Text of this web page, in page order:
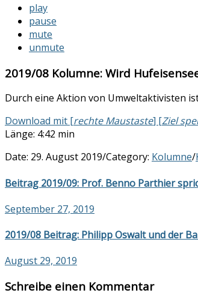
play
pause
mute
unmute
2019/08 Kolumne: Wird
Durch eine Aktion von Umweltaktivisten
Download mit [rechte Maustaste] [Ziel
Länge: 4:42 min
Date: 29. August 2019/Category: Kolumne/
Beitrag 2019/09: Prof. Benno Parthier
September 27, 2019
2019/08 Beitrag: Philipp Oswalt und der
August 29, 2019
Schreibe einen Kommentar